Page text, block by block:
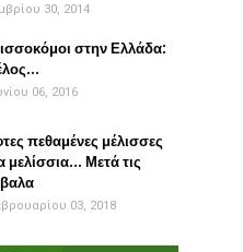
30, 2014
στην Ελλάδα:
06, 2016
πεθαμένες μέλισσες
μελίσσια... Μετά τις
03, 2018